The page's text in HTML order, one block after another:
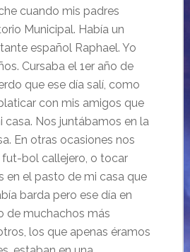
cuando mis padres
Municipal. Había un
español Raphael. Yo
Cursaba el 1er año de
que ese día salí, como
con mis amigos que
casa. Nos juntábamos en la
En otras ocasiones nos
fut-bol callejero, o tocar
en el pasto de mi casa que
barda pero ese día en
de muchachos más
los que apenas éramos